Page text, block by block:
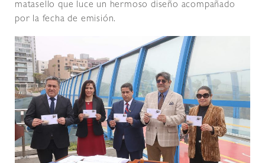
matasello que luce un hermoso diseño acompañado
por la fecha de emisión.